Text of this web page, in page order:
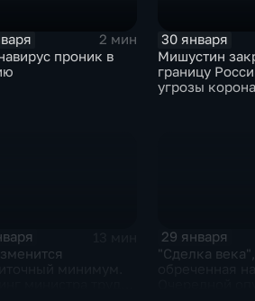
2 мин
проник в
30 января
Мишустин
границу
угрозы
29 января
"Сделка века",